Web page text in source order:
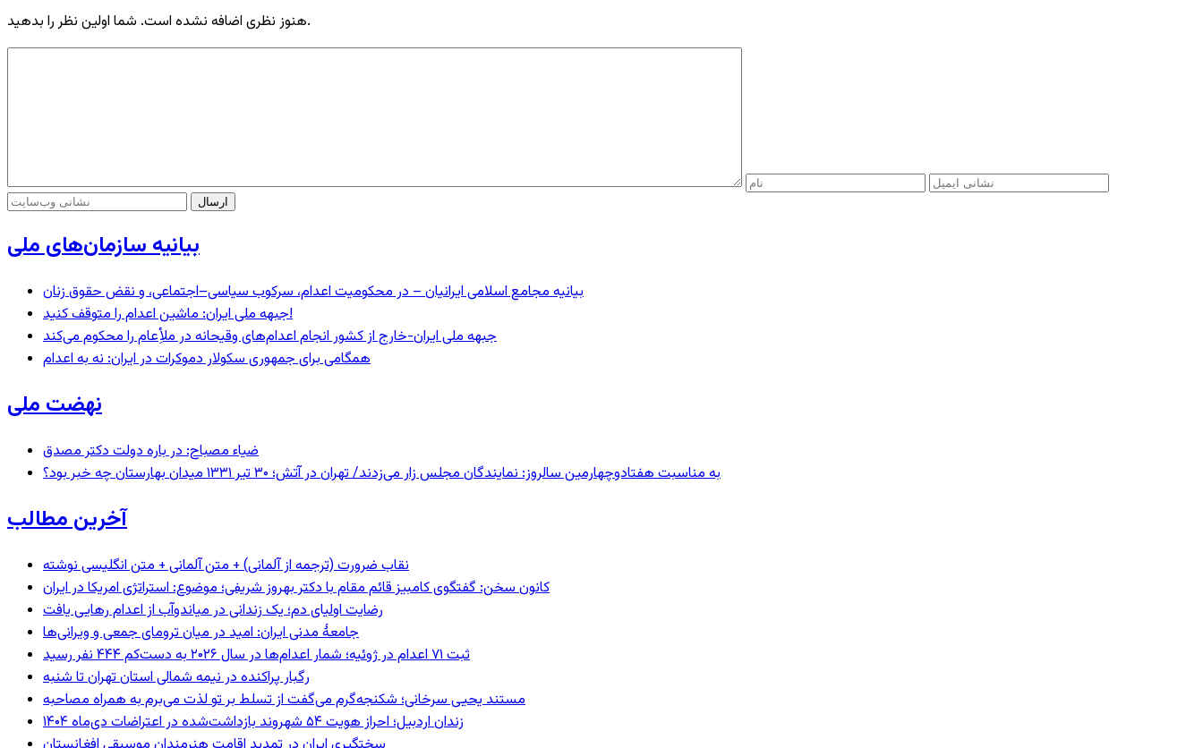
هنوز نظری اضافه نشده است. شما اولین نظر را بدهید.
بیانیه سازمان‌های ملی
بیانیه مجامع اسلامی ایرانیان – در محکومیت اعدام، سرکوب سیاسی–اجتماعی، و نقض حقوق زنان
جبهه ملی ایران: ماشین اعدام را متوقف کنید!
جبهه ملی ایران-خارج از کشور انجام اعدام‌های وقیحانه در ملأِعام را محکوم می‌کند
همگامی برای جمهوری سکولار دموکرات در ایران: نه به اعدام
نهضت ملی
ضیاء مصباح: در باره دولت دکتر مصدق
به مناسبت هفتادوچهارمین سالروز: نمایندگان مجلس زار می‌زدند/ تهران در آتش؛ ۳۰ تیر ۱۳۳۱ میدان بهارستان چه خبر بود؟
آخرین مطالب
نقاب ضرورت (ترجمه از آلمانی) + متن آلمانی + متن انگلیسی نوشته
کانون سخن: گفتگوی کامبیز قائم مقام با دکتر بهروز شریفی؛ موضوع: استراتژی امریکا در ایران
رضایت اولیای دم؛ یک زندانی در میاندوآب از اعدام رهایی یافت
جامعهٔ مدنی ایران: امید در میان ترومای جمعی و ویرانی‌ها
ثبت ۷۱ اعدام در ژوئیه؛ شمار اعدام‌ها در سال ۲۰۲۶ به دست‌کم ۴۴۴ نفر رسید
رگبار پراکنده در نیمه شمالی استان تهران تا شنبه
مستند یحیی سرخانی؛ شکنجه‌گرم می‌گفت از تسلط بر تو لذت می‌برم به همراه مصاحبه
زندان اردبیل؛ احراز هویت ۵۴ شهروند بازداشت‌شده در اعتراضات دی‌ماه ۱۴۰۴